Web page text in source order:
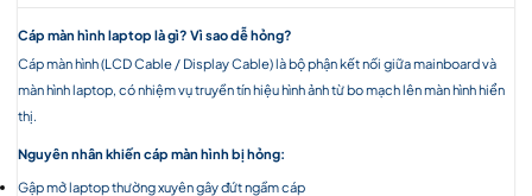
Cáp màn hình laptop là gì? Vì sao dễ hỏng?
Cáp màn hình (LCD Cable / Display Cable) là bộ phận kết nối giữa mainboard và
màn hình laptop, có nhiệm vụ truyền tín hiệu hình ảnh từ bo mạch lên màn hình hiển
thị.
Nguyên nhân khiến cáp màn hình bị hỏng:
Gập mở laptop thường xuyên gây đứt ngầm cáp